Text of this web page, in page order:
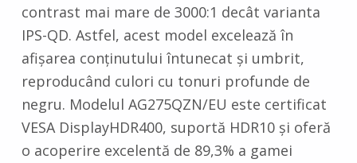
contrast mai mare de 3000:1 decât varianta
IPS-QD. Astfel, acest model excelează în
afișarea conținutului întunecat și umbrit,
reproducând culori cu tonuri profunde de
negru. Modelul AG275QZN/EU este certificat
VESA DisplayHDR400, suportă HDR10 și oferă
o acoperire excelentă de 89,3% a gamei